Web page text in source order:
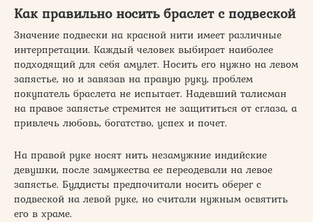
Как правильно носить браслет с подвеской
Значение подвески на красной нити имеет различные
интерпретации. Каждый человек выбирает наиболее
подходящий для себя амулет. Носить его нужно на левом
запястье, но и завязав на правую руку, проблем
покупатель браслета не испытает. Надевший талисман
на правое запястье стремится не защититься от сглаза, а
привлечь любовь, богатство, успех и почет.
На правой руке носят нить незамужние индийские
девушки, после замужества ее переодевали на левое
запястье. Буддисты предпочитали носить оберег с
подвеской на левой руке, но считали нужным освятить
его в храме.